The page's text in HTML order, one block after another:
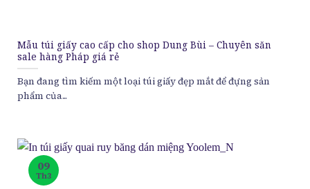
Mẫu túi giấy cao cấp cho shop Dung Bùi – Chuyên săn
sale hàng Pháp giá rẻ
Bạn đang tìm kiếm một loại túi giấy đẹp mắt để đựng sản
phẩm của...
09
Th3